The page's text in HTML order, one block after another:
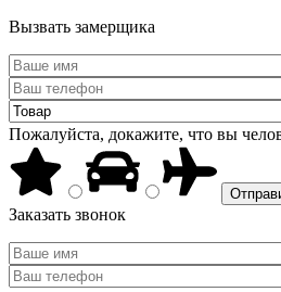
Вызвать замерщика
Пожалуйста, докажите, что вы
Заказать звонок